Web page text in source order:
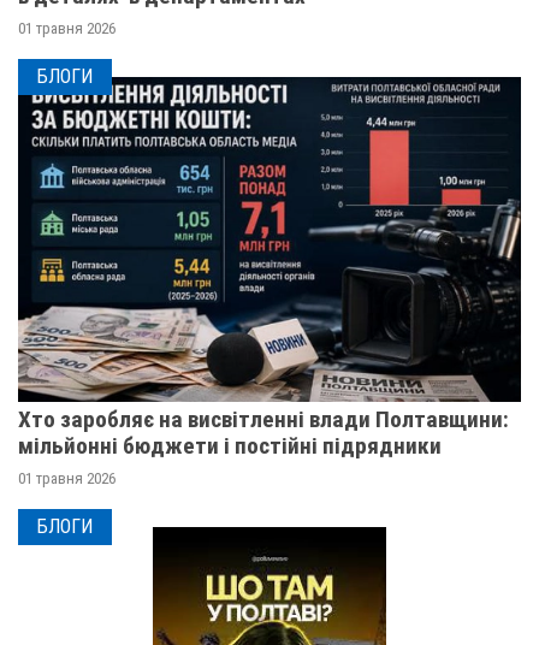
01 травня 2026
БЛОГИ
Хто заробляє на висвітленні влади Полтавщини:
мільйонні бюджети і постійні підрядники
01 травня 2026
БЛОГИ